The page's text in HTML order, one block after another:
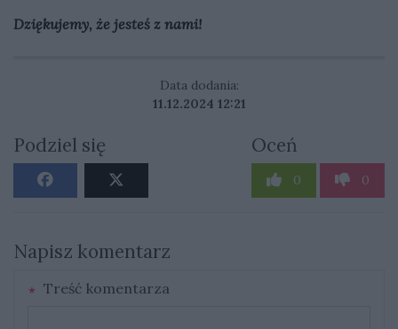
Dziękujemy, że jesteś z nami!
Data dodania:
11.12.2024 12:21
Podziel się Oceń
0 0
Napisz komentarz
Treść komentarza